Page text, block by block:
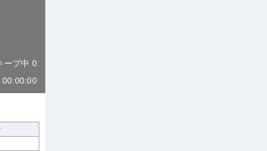
ープ中 0
00:00:00